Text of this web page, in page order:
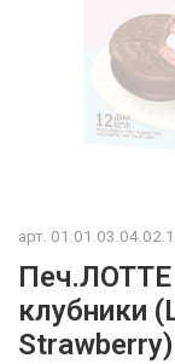
арт.
Печ.ЛОТТЕ
клубники